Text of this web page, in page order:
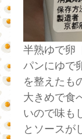
半熟ゆで卵
パンにゆで
を整えたも
大きめで食
いので味も
とソースが